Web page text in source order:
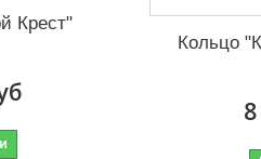
Крест"
Кольцо